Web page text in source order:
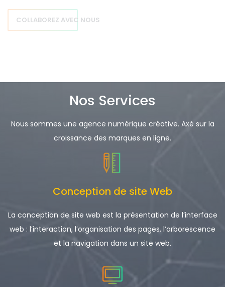
COLLABOREZ AVEC NOUS
Nos Services
Nous sommes une agence numérique créative. Axé sur la
croissance des marques en ligne.
Conception de site Web
La conception de site web est la présentation de l’interface
web : l’interaction, l’organisation des pages, l’arborescence
et la navigation dans un site web.